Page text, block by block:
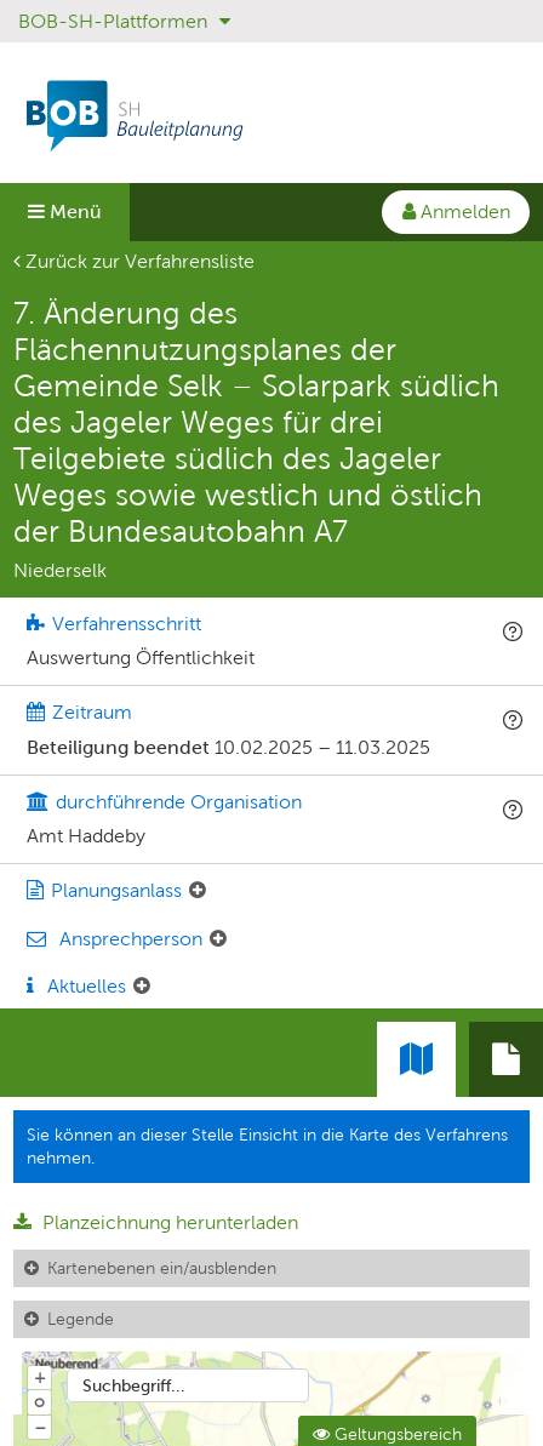
Sprungmenü
Direkt
Hauptnavigation
springen
Direkt
Inhalt
springen
BOB-SH-Plattformen
Menü
Anmelden
Aktuelle Seite
Zurück zur Verfahrensliste
7. Änderung des
Flächennutzungsplanes der
Gemeinde Selk – Solarpark südlich
des Jageler Weges für drei
Teilgebiete südlich des Jageler
Weges sowie westlich und östlich
der Bundesautobahn A7
Niederselk
Verfahrensschritt
Auswertung Öffentlichkeit
Zeitraum
Beteiligung beendet 10.02.2025 – 11.03.2025
durchführende Organisation
Amt Haddeby
Planungsanlass
Ansprechperson
Aktuelles
Sie können an dieser Stelle Einsicht in die Karte des Verfahrens
nehmen.
Planzeichnung herunterladen
Kartenebenen ein/ausblenden
Legende
Suchbegriff...
Geltungsbereich
+
o
−